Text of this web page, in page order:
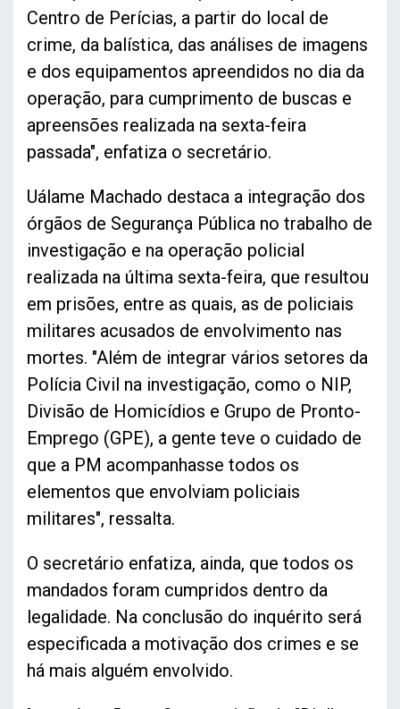
Centro de Perícias, a partir do local de
crime, da balística, das análises de imagens
e dos equipamentos apreendidos no dia da
operação, para cumprimento de buscas e
apreensões realizada na sexta-feira
passada", enfatiza o secretário.
Uálame Machado destaca a integração dos
órgãos de Segurança Pública no trabalho de
investigação e na operação policial
realizada na última sexta-feira, que resultou
em prisões, entre as quais, as de policiais
militares acusados de envolvimento nas
mortes. "Além de integrar vários setores da
Polícia Civil na investigação, como o NIP,
Divisão de Homicídios e Grupo de Pronto-
Emprego (GPE), a gente teve o cuidado de
que a PM acompanhasse todos os
elementos que envolviam policiais
militares", ressalta.
O secretário enfatiza, ainda, que todos os
mandados foram cumpridos dentro da
legalidade. Na conclusão do inquérito será
especificada a motivação dos crimes e se
há mais alguém envolvido.